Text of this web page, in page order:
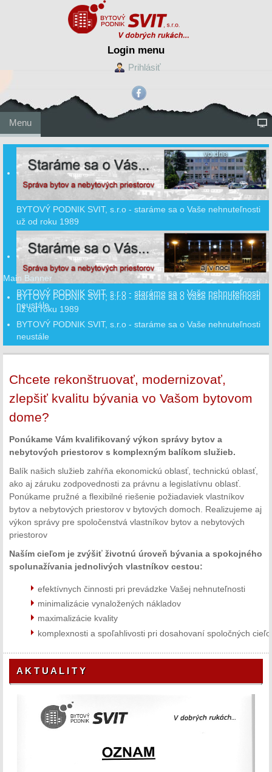
Login menu
Prihlásiť
Menu
BYTOVÝ PODNIK SVIT, s.r.o - staráme sa o Vaše nehnuteľnosti
už od roku 1989
BYTOVÝ PODNIK SVIT, s.r.o - staráme sa o Vaše nehnuteľnosti
neustále
Main Banner
BYTOVÝ PODNIK SVIT, s.r.o - staráme sa o Vaše nehnuteľnosti
už od roku 1989
BYTOVÝ PODNIK SVIT, s.r.o - staráme sa o Vaše nehnuteľnosti
neustále
Chcete rekonštruovať, modernizovať,
zlepšiť kvalitu bývania vo Vašom bytovom
dome?
Ponúkame Vám kvalifikovaný výkon správy bytov a
nebytových priestorov s komplexným balíkom služieb.
Balík našich služieb zahŕňa ekonomickú oblasť, technickú oblasť,
ako aj záruku zodpovednosti za právnu a legislatívnu oblasť.
Ponúkame pružné a flexibilné riešenie požiadaviek vlastníkov
bytov a nebytových priestorov v bytových domoch. Realizujeme aj
výkon správy pre spoločenstvá vlastníkov bytov a nebytových
priestorov
Naším cieľom je zvýšiť životnú úroveň bývania a spokojného
spolunažívania jednolivých vlastníkov cestou:
efektívnych činnosti pri prevádzke Vašej nehnuteľnosti
minimalizácie vynaložených nákladov
maximalizácie kvality
komplexnosti a spoľahlivosti pri dosahovaní spoločných
A K T U A L I T Y